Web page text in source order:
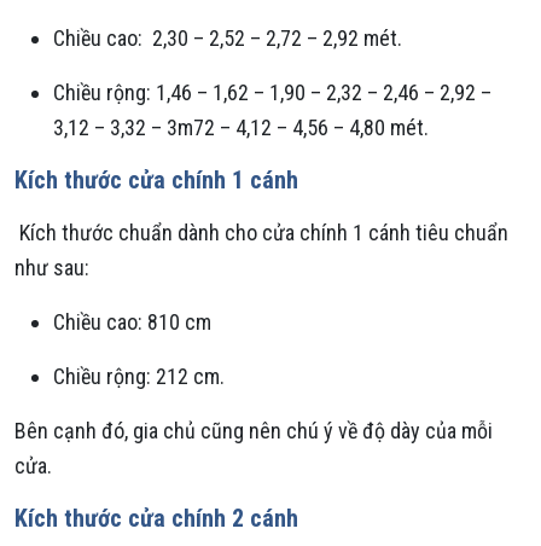
Chiều cao: 2,30 – 2,52 – 2,72 – 2,92 mét.
Chiều rộng: 1,46 – 1,62 – 1,90 – 2,32 – 2,46 – 2,92 –
3,12 – 3,32 – 3m72 – 4,12 – 4,56 – 4,80 mét.
Kích thước cửa chính 1 cánh
Kích thước chuẩn dành cho cửa chính 1 cánh tiêu chuẩn
như sau:
Chiều cao: 810 cm
Chiều rộng: 212 cm.
Bên cạnh đó, gia chủ cũng nên chú ý về độ dày của mỗi
cửa.
Kích thước cửa chính 2 cánh